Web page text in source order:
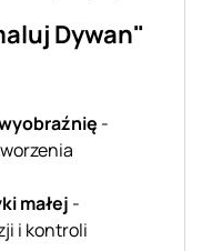
Dywan"
-
małej -
i kontroli